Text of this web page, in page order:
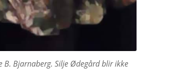
B. Bjarnaberg. Silje Ødegård blir ikke